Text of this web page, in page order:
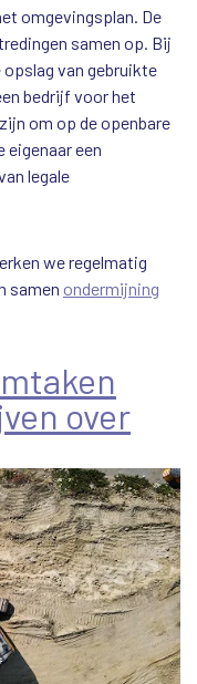
omgevingsplan. De
samen op. Bij
van gebruikte
bedrijf voor het
om op de openbare
eigenaar een
legale
we regelmatig
samen ondermijning
over